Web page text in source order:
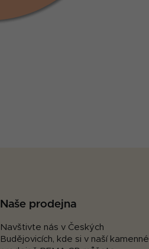
Naše prodejna
Navštivte nás v Českých
Budějovicích, kde si v naší kamenné